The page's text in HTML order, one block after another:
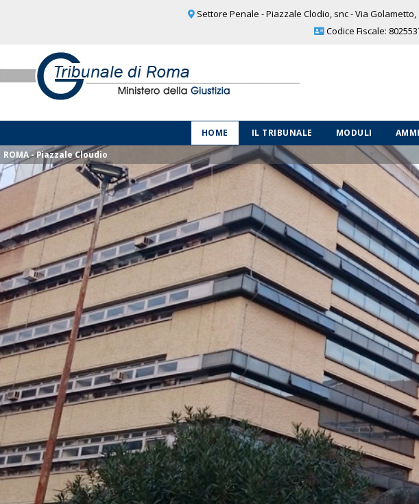
Settore Penale - Piazzale Clodio, snc - Via Golametto,
Codice Fiscale:
HOME IL TRIBUNALE MODULI
ROMA - Piazzale Cloudio